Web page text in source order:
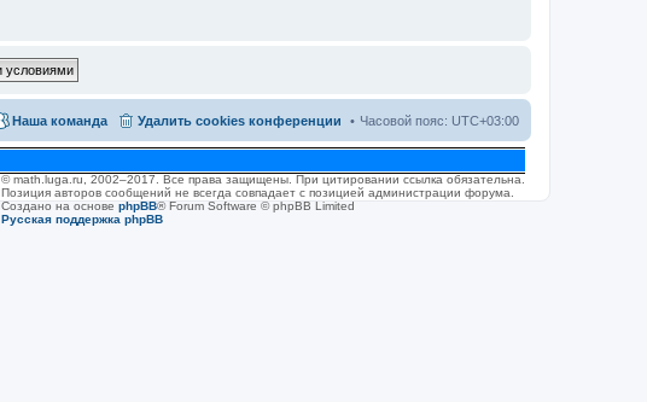
Часовой пояс: UTC+03:00
Удалить cookies конференции
Наша команда
© math.luga.ru, 2002–2017. Все права защищены. При цитировании ссылка обязательна.
Позиция авторов сообщений не всегда совпадает с позицией администрации форума.
Создано на основе phpBB® Forum Software © phpBB Limited
Русская поддержка phpBB